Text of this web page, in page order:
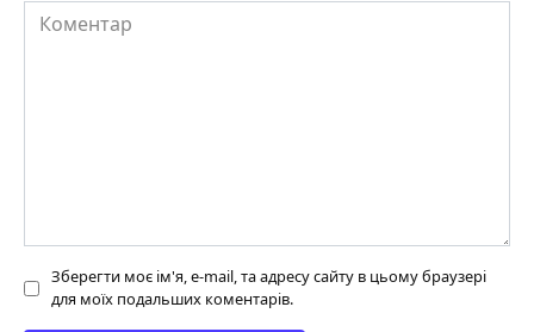
Коментар
Зберегти моє ім'я, e-mail, та адресу сайту в цьому браузері
для моїх подальших коментарів.